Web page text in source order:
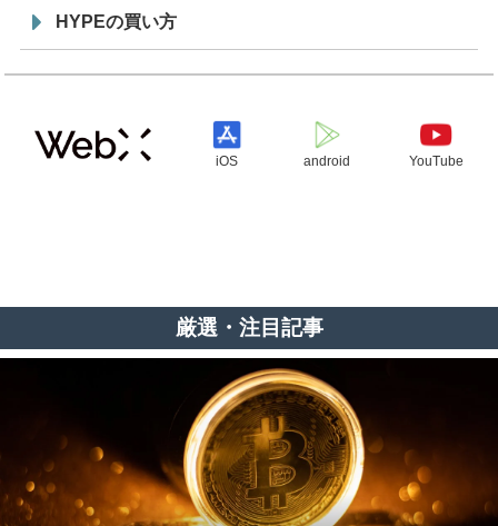
HYPEの買い方
iOS android YouTube
厳選・注目記事